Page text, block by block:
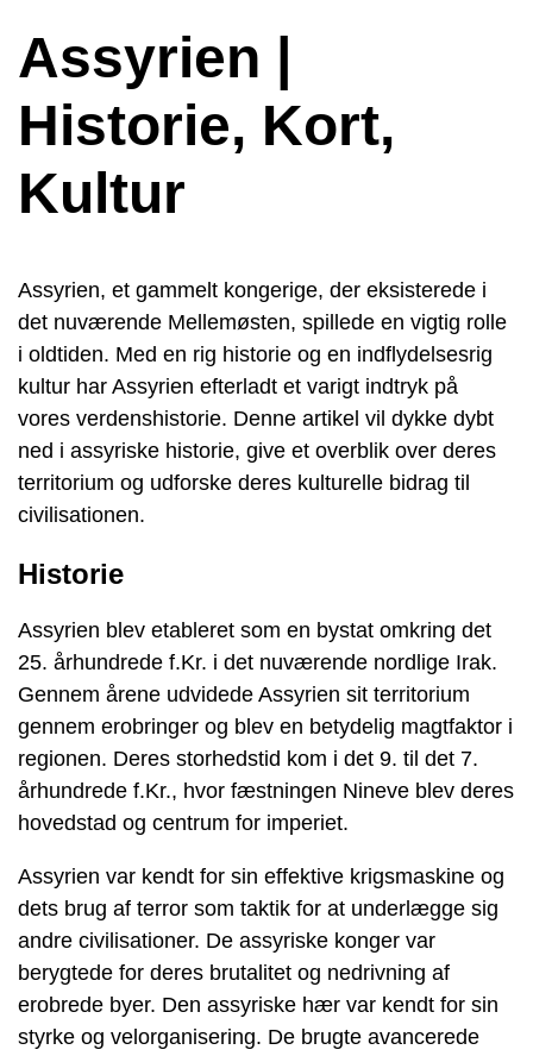
Assyrien |
Historie, Kort,
Kultur
Assyrien, et gammelt kongerige, der eksisterede i
det nuværende Mellemøsten, spillede en vigtig rolle
i oldtiden. Med en rig historie og en indflydelsesrig
kultur har Assyrien efterladt et varigt indtryk på
vores verdenshistorie. Denne artikel vil dykke dybt
ned i assyriske historie, give et overblik over deres
territorium og udforske deres kulturelle bidrag til
civilisationen.
Historie
Assyrien blev etableret som en bystat omkring det
25. århundrede f.Kr. i det nuværende nordlige Irak.
Gennem årene udvidede Assyrien sit territorium
gennem erobringer og blev en betydelig magtfaktor i
regionen. Deres storhedstid kom i det 9. til det 7.
århundrede f.Kr., hvor fæstningen Nineve blev deres
hovedstad og centrum for imperiet.
Assyrien var kendt for sin effektive krigsmaskine og
dets brug af terror som taktik for at underlægge sig
andre civilisationer. De assyriske konger var
berygtede for deres brutalitet og nedrivning af
erobrede byer. Den assyriske hær var kendt for sin
styrke og velorganisering. De brugte avancerede